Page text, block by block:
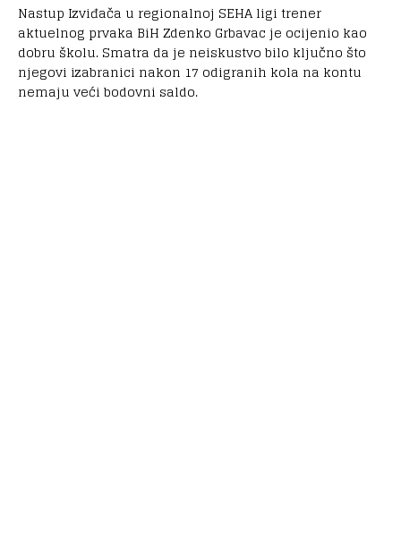
Nastup Izviđača u regionalnoj SEHA ligi trener
aktuelnog prvaka BiH Zdenko Grbavac je ocijenio kao
dobru školu. Smatra da je neiskustvo bilo ključno što
njegovi izabranici nakon 17 odigranih kola na kontu
nemaju veći bodovni saldo.